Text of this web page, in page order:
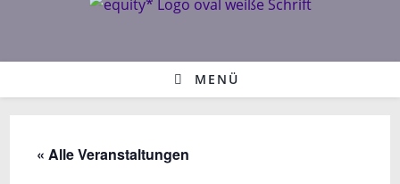
MENÜ
« Alle Veranstaltungen